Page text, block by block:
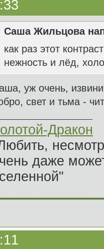
Саша Жильцова
как раз этот
нежность и лёд,
уж очень,
свет и тьма -
Дракон
даже